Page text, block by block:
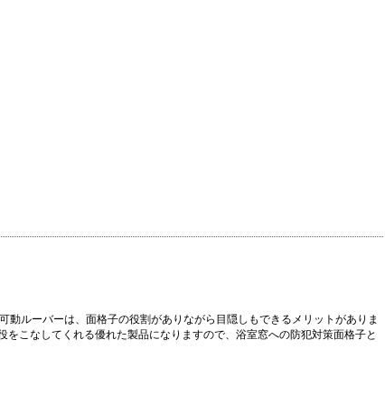
ーバーは、面格子の役割がありながら目隠しもできるメリットがありま
こなしてくれる優れた製品になりますので、浴室窓への防犯対策面格子と